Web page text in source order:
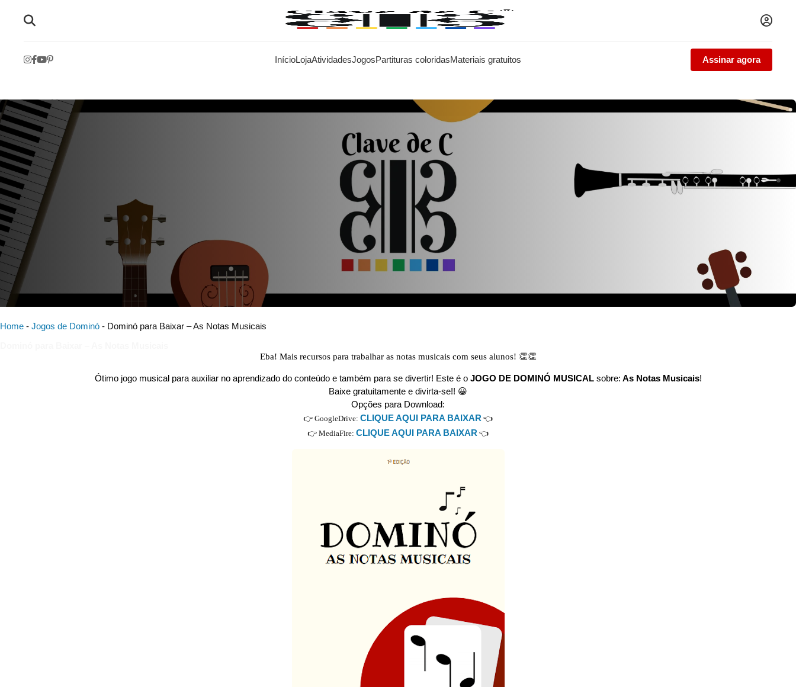
InícioLojaAtividadesJogosPartituras coloridasMateriais gratuitos Assinar agora
Home - Jogos de Dominó - Dominó para Baixar – As Notas Musicais
Eba! Mais recursos para trabalhar as notas musicais com seus alunos! 👏👏
Ótimo jogo musical para auxiliar no aprendizado do conteúdo e também para se divertir! Este é o JOGO DE DOMINÓ MUSICAL sobre: As Notas Musicais!
Baixe gratuitamente e divirta-se!! 😀
Opções para Download:
👉 GoogleDrive: CLIQUE AQUI PARA BAIXAR 👈
👉 MediaFire: CLIQUE AQUI PARA BAIXAR 👈